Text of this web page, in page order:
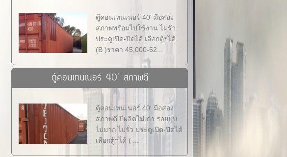
ตู้คอนเทนเนอร์ 40' มือสอง
สภาพพร้อมไปใช้งาน ไม่รั่ว
ประตูเปิด-ปิดได้ เลือกตู้ฯได้
(B )ราคา 45,000-52...
ตู้คอนเทนเนอร์ 40' สภาพดี
ตู้คอนเทนเนอร์ 40' มือสอง
สภาพดี ปีผลิตไม่เก่า รอยบุบ
ไม่มาก ไม่รั่ว ประตูเปิด-ปิดได้
เลือกตู้ฯได้ ( ...